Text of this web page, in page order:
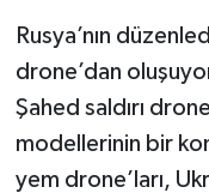
Rusya’nın
drone’dan
Şahed saldırı
modellerinin bir
yem drone’ları,